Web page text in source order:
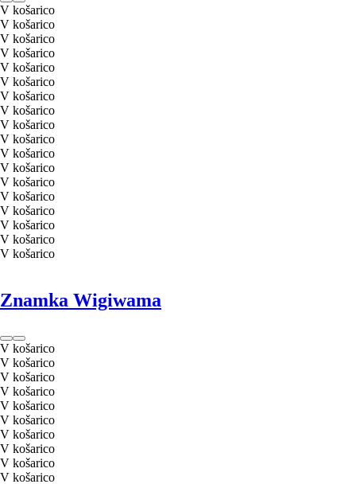
V košarico
V košarico
V košarico
V košarico
V košarico
V košarico
V košarico
V košarico
V košarico
V košarico
V košarico
V košarico
V košarico
V košarico
V košarico
V košarico
V košarico
V košarico
Znamka Wigiwama
V košarico
V košarico
V košarico
V košarico
V košarico
V košarico
V košarico
V košarico
V košarico
V košarico